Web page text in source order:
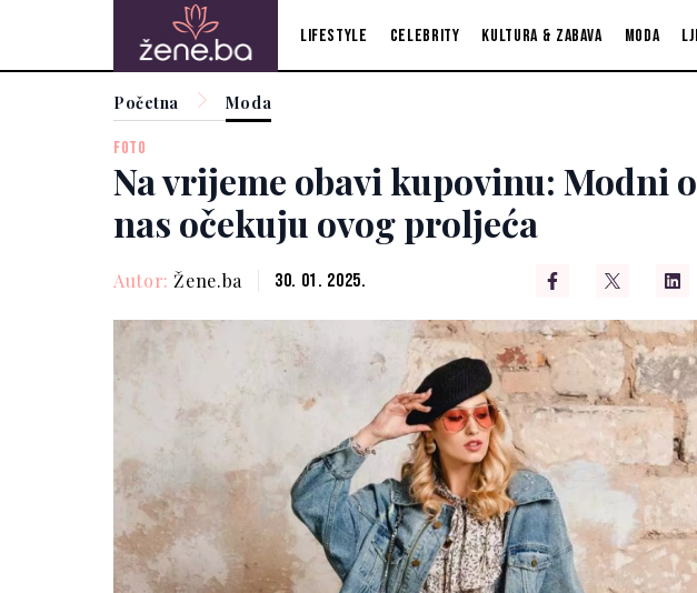
Lifestyle Celebrity Kultura & zabava Moda
Početna Moda
FOTO
Na vrijeme obavi kupovinu: Modni
nas očekuju ovog proljeća
Autor: Žene.ba 30. 01. 2025.